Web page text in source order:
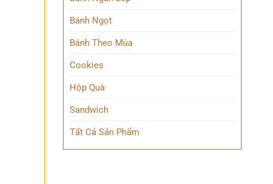
Bánh Ngọt
Bánh Theo Mùa
Cookies
Hộp Quà
Sandwich
Tất Cả Sản Phẩm